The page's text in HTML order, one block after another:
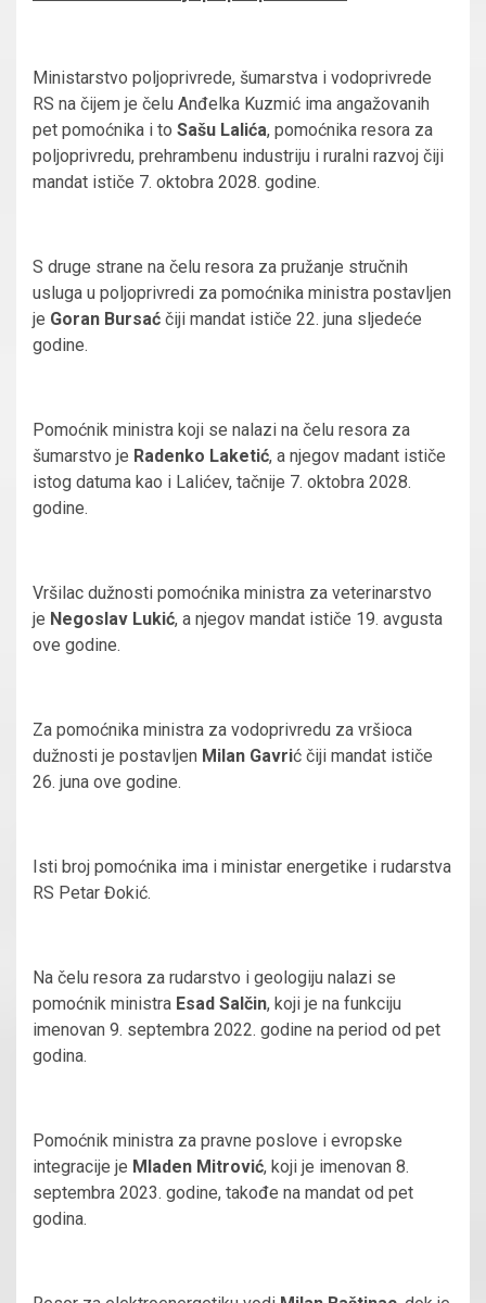
Ministarstvo poljoprivrede, šumarstva i vodoprivrede
RS na čijem je čelu Anđelka Kuzmić ima angažovanih
pet pomoćnika i to Sašu Lalića, pomoćnika resora za
poljoprivredu, prehrambenu industriju i ruralni razvoj čiji
mandat ističe 7. oktobra 2028. godine.
S druge strane na čelu resora za pružanje stručnih
usluga u poljoprivredi za pomoćnika ministra postavljen
je Goran Bursać čiji mandat ističe 22. juna sljedeće
godine.
Pomoćnik ministra koji se nalazi na čelu resora za
šumarstvo je Radenko Laketić, a njegov madant ističe
istog datuma kao i Lalićev, tačnije 7. oktobra 2028.
godine.
Vršilac dužnosti pomoćnika ministra za veterinarstvo
je Negoslav Lukić, a njegov mandat ističe 19. avgusta
ove godine.
Za pomoćnika ministra za vodoprivredu za vršioca
dužnosti je postavljen Milan Gavrić čiji mandat ističe
26. juna ove godine.
Isti broj pomoćnika ima i ministar energetike i rudarstva
RS Petar Đokić.
Na čelu resora za rudarstvo i geologiju nalazi se
pomoćnik ministra Esad Salčin, koji je na funkciju
imenovan 9. septembra 2022. godine na period od pet
godina.
Pomoćnik ministra za pravne poslove i evropske
integracije je Mladen Mitrović, koji je imenovan 8.
septembra 2023. godine, takođe na mandat od pet
godina.